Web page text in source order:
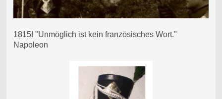
1815! "Unmöglich ist kein französisches Wort."
Napoleon